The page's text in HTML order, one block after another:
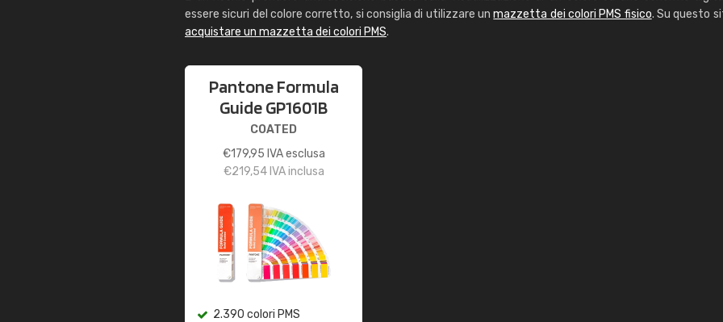
essere sicuri del colore corretto, si consiglia di utilizzare unmazzetta dei colori PMS fisico. Su questo
acquistare un mazzetta dei colori PMS.
Pantone Formula
Guide GP1601B
COATED
€179,95 IVA esclusa
€219,54IVA inclusa
2.390 colori PMS